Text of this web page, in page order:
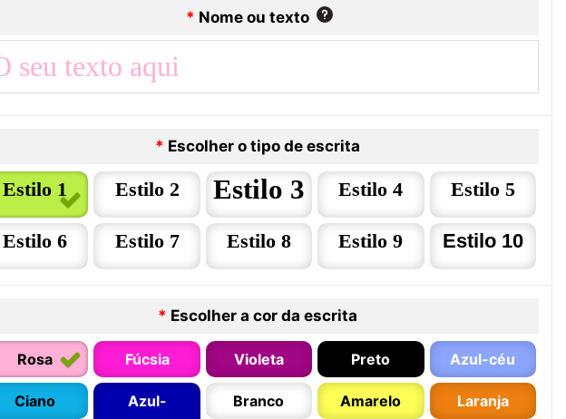
* Nome ou texto
* Escolher o tipo de escrita
Estilo 1 Estilo 2 Estilo 3 Estilo 4 Estilo 5
Estilo 6 Estilo 7 Estilo 8 Estilo 9 Estilo 10
* Escolher a cor da escrita
Rosa Fúcsia Violeta Preto Azul-céu
Ciano
Azul-
Branco Amarelo Laranja